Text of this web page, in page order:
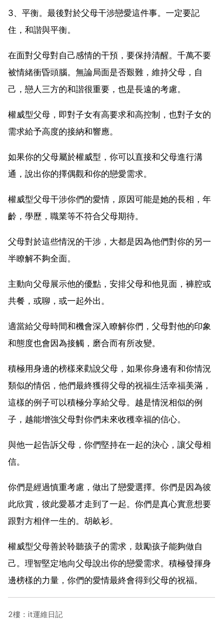
3、平衡。最後對於父母干涉戀愛這件事。一定要記
住，和諧與平衡。
在面對父母對自己感情的干預，要保持清醒。千萬不要
被情緒衝昏頭腦。無論局面是否艱難，維持父母，自
己，戀人三方的和諧很重要，也是長遠的考慮。
權威型父母，即對子女有高要求和高控制，也對子女的
需求給予高度的接納和響應。
如果你的父母屬於權威型，你可以直接和父母進行溝
通，說出你的擇偶觀和你的戀愛需求。
權威型父母干涉你們的愛情，原因可能是她的長相，年
齡，學歷，職業等不符合父母期待。
父母對於這些情況的干涉，大都是因為他們對你的另一
半瞭解不夠全面。
主動向父母展示他的優點，安排父母和他見面，褲腔或
共餐，或聊，或一起外出。
適當給父母時間和機會深入瞭解你們，父母對他的印象
和態度也會因為接觸，磨合而有所改變。
積極用身邊的榜樣來勸說父母，如果你身邊有和你情況
類似的情侶，他們最終獲得父母的祝福生活幸福美滿，
這樣的例子可以積極分享給父母。越是情況相似的例
子，越能增強父母對你們未來收穫幸福的信心。
與他一起告訴父母，你們堅持在一起的決心，讓父母相
信。
你們是經過慎重考慮，做出了戀愛選擇。你們是因為彼
此欣賞，彼此愛慕才走到了一起。你們是真心實意想要
跟對方相伴一生的。胡畝衫。
權威型父母善於聆聽孩子的需求，鼓勵孩子能夠做自
己。理智堅定地向父母說出你的戀愛需求。積極發揮身
邊榜樣的力量，你們的愛情最終會得到父母的祝福。
2樓：it運維日記